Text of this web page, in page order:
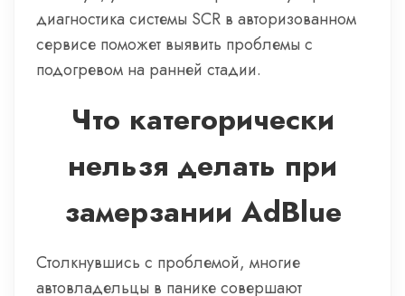
диагностика системы SCR в авторизованном
сервисе поможет выявить проблемы с
подогревом на ранней стадии.
Что категорически
нельзя делать при
замерзании AdBlue
Столкнувшись с проблемой, многие
автовладельцы в панике совершают